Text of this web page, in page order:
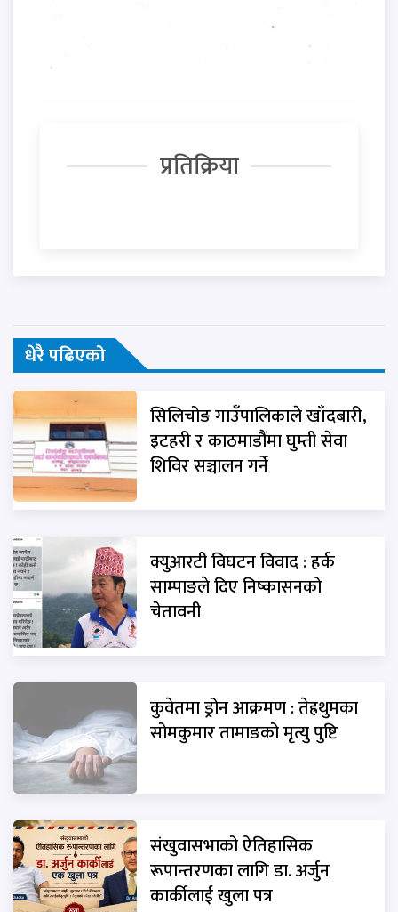
प्रतिक्रिया
धेरै पढिएको
सिलिचोङ गाउँपालिकाले खाँदबारी,
इटहरी र काठमाडौंमा घुम्ती सेवा
शिविर सञ्चालन गर्ने
क्युआरटी विघटन विवाद : हर्क
साम्पाङले दिए निष्कासनको
चेतावनी
कुवेतमा ड्रोन आक्रमण : तेह्रथुमका
सोमकुमार तामाङको मृत्यु पुष्टि
संखुवासभाको ऐतिहासिक
रूपान्तरणका लागि डा. अर्जुन
कार्कीलाई खुला पत्र